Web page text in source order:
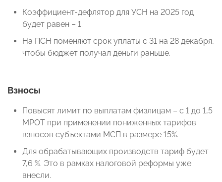
Коэффициент-дефлятор для УСН на 2025 год
будет равен – 1.
На ПСН поменяют срок уплаты с 31 на 28 декабря,
чтобы бюджет получал деньги раньше.
Взносы
Повысят лимит по выплатам физлицам – с 1 до 1,5
МРОТ при применении пониженных тарифов
взносов субъектами МСП в размере 15%.
Для обрабатывающих производств тариф будет
7,6 %. Это в рамках налоговой реформы уже
внесли.